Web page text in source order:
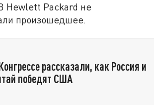
Hewlett Packard не
произошедшее.
рассказали, как Россия и
победят США